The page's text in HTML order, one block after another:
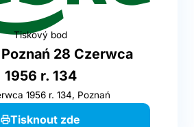
Tiskový bod
28 Czerwca
1956 r. 134
1956 r. 134, Poznań
Tisknout zde